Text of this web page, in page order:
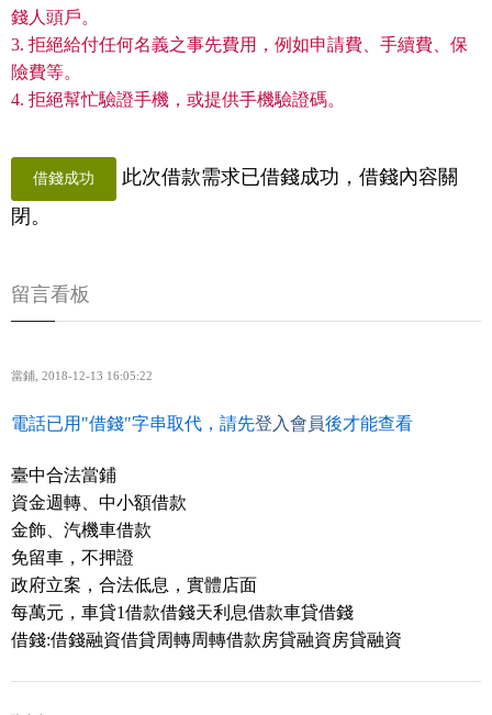
錢人頭戶。
3. 拒絕給付任何名義之事先費用，例如申請費、手續費、保
險費等。
4. 拒絕幫忙驗證手機，或提供手機驗證碼。
借錢成功
此次借款需求已借錢成功，借錢內容關
閉。
留言看板
當鋪 2018-12-13 16:05:22
電話已用"借錢"字串取代，請先登入會員後才能查看
臺中合法當鋪
資金週轉、中小額借款
金飾、汽機車借款
免留車，不押證
政府立案，合法低息，實體店面
每萬元，車貸1借款借錢天利息借款車貸借錢
借錢:借錢融資借貸周轉周轉借款房貸融資房貸融資